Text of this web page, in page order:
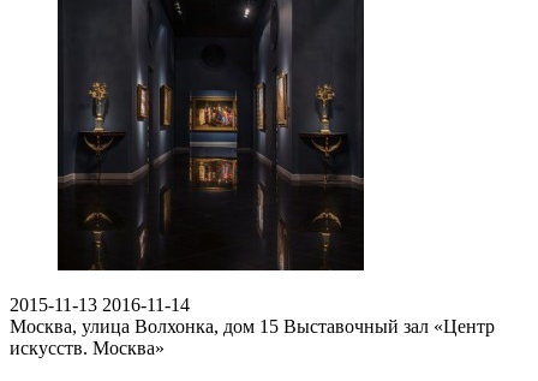
2015-11-13 2016-11-14
Москва, улица Волхонка, дом 15 Выставочный зал «Центр
искусств. Москва»